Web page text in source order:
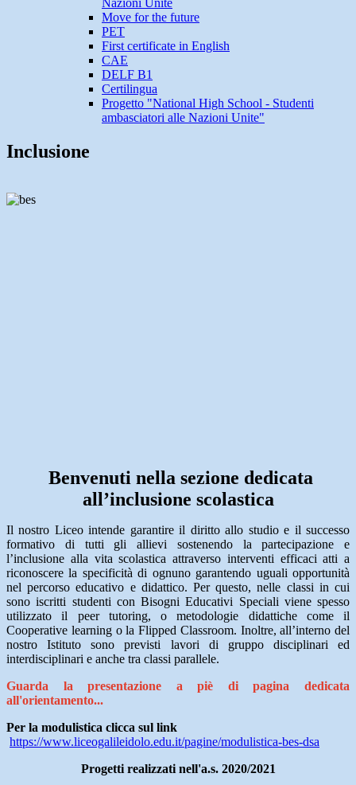
Nazioni Unite
Move for the future
PET
First certificate in English
CAE
DELF B1
Certilingua
Progetto "National High School - Studenti
ambasciatori alle Nazioni Unite"
Inclusione
Benvenuti nella sezione dedicata
all’inclusione scolastica
Il nostro Liceo intende garantire il diritto allo studio e il successo
formativo di tutti gli allievi sostenendo la partecipazione e
l’inclusione alla vita scolastica attraverso interventi efficaci atti a
riconoscere la specificità di ognuno garantendo uguali opportunità
nel percorso educativo e didattico. Per questo, nelle classi in cui
sono iscritti studenti con Bisogni Educativi Speciali viene spesso
utilizzato il peer tutoring, o metodologie didattiche come il
Cooperative learning o la Flipped Classroom. Inoltre, all’interno del
nostro Istituto sono previsti lavori di gruppo disciplinari ed
interdisciplinari e anche tra classi parallele.
Guarda la presentazione a piè di pagina dedicata
all'orientamento...
Per la modulistica clicca sul link
https://www.liceogalileidolo.edu.it/pagine/modulistica-bes-dsa
Progetti realizzati nell'a.s. 2020/2021